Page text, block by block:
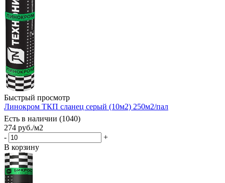
Быстрый просмотр
Линокром ТКП сланец серый (10м2) 250м2/пал
Есть в наличии (1040)
274 руб./м2
-
+
В корзину